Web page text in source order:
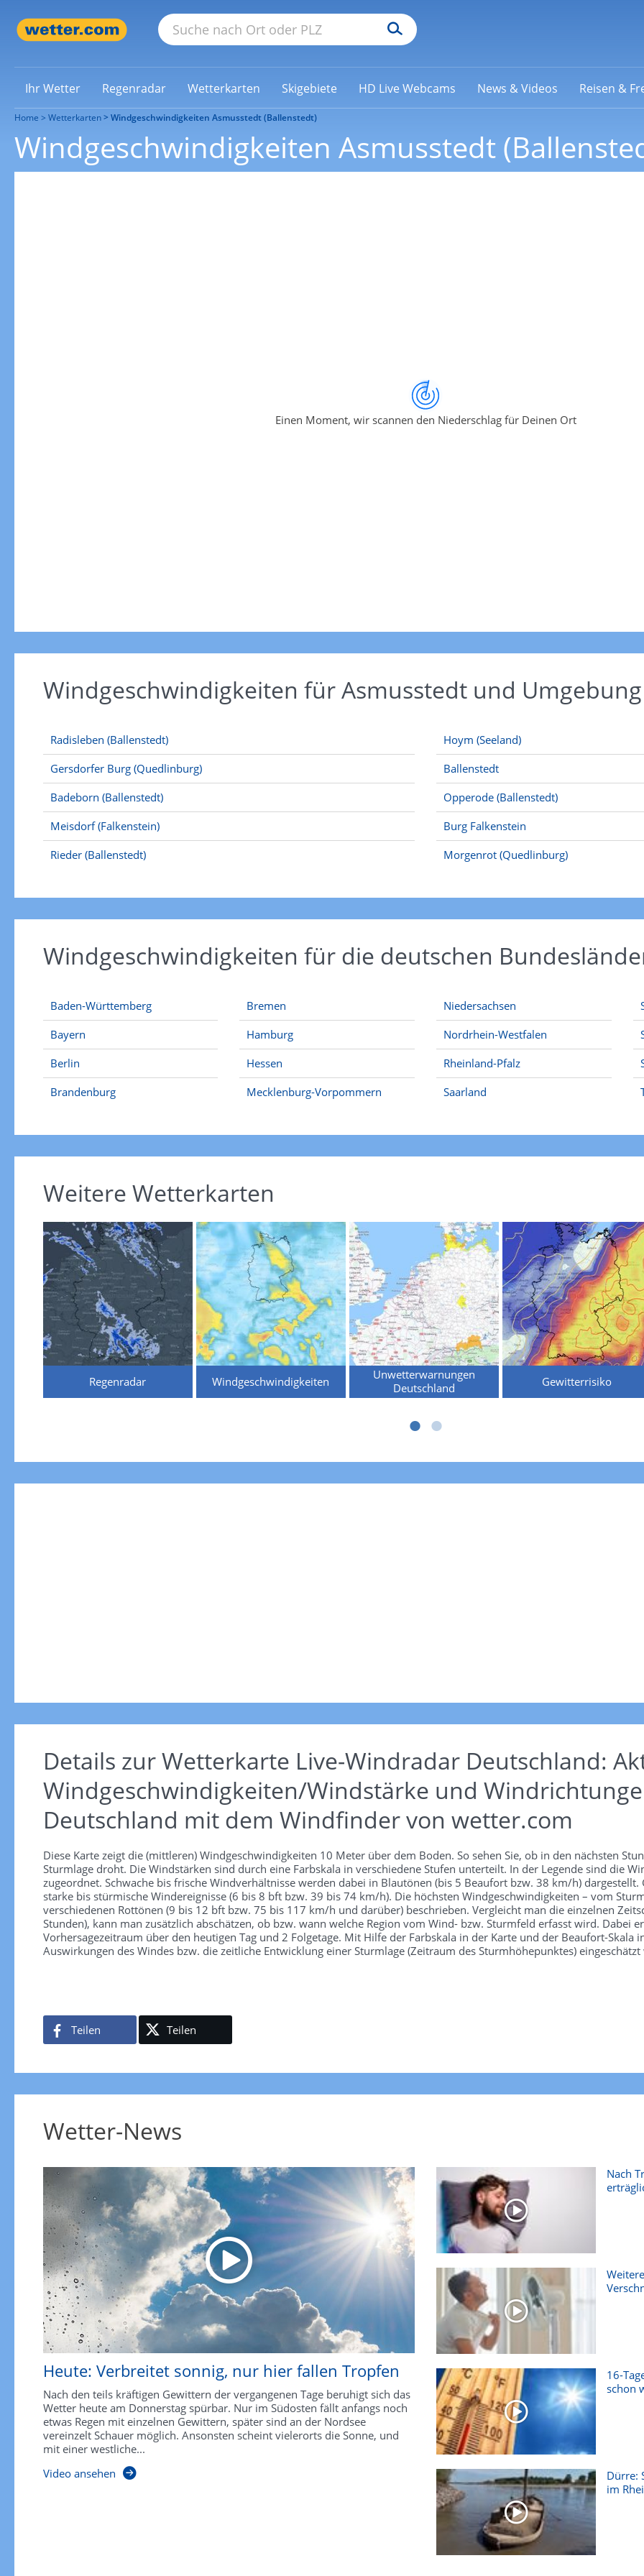
Ihr Wetter Regenradar Wetterkarten Skigebiete HD Live Webcams News & Videos Reisen &
Home Wetterkarten Windgeschwindigkeiten Asmusstedt (Ballenstedt)
Windgeschwindigkeiten Asmusstedt
Einen Moment, wir scannen den Niederschlag für Deinen Ort
Windgeschwindigkeiten für Asmusstedt und Umgebung
Radisleben (Ballenstedt)
Gersdorfer Burg (Quedlinburg)
Badeborn (Ballenstedt)
Meisdorf (Falkenstein)
Rieder (Ballenstedt)
Hoym (Seeland)
Ballenstedt
Opperode (Ballenstedt)
Burg Falkenstein
Morgenrot (Quedlinburg)
Windgeschwindigkeiten für die deutschen
Baden-Württemberg
Bayern
Berlin
Brandenburg
Bremen
Hamburg
Hessen
Mecklenburg-Vorpommern
Niedersachsen
Nordrhein-Westfalen
Rheinland-Pfalz
Saarland
Weitere Wetterkarten
Regenradar Windgeschwindigkeiten
Unwetterwarnungen
Deutschland
Gewitterrisiko
Details zur Wetterkarte Live-Windradar Deutschland:
Windgeschwindigkeiten/Windstärke und
Deutschland mit dem Windfinder von wetter.com
Diese Karte zeigt die (mittleren) Windgeschwindigkeiten 10 Meter über dem Boden. So sehen Sie, ob in den nächsten
Sturmlage droht. Die Windstärken sind durch eine Farbskala in verschiedene Stufen unterteilt. In der Legende sind die
zugeordnet. Schwache bis frische Windverhältnisse werden dabei in Blautönen (bis 5 Beaufort bzw. 38 km/h) dargestellt.
starke bis stürmische Windereignisse (6 bis 8 bft bzw. 39 bis 74 km/h). Die höchsten Windgeschwindigkeiten – vom
verschiedenen Rottönen (9 bis 12 bft bzw. 75 bis 117 km/h und darüber) beschrieben. Vergleicht man die einzelnen
Stunden), kann man zusätzlich abschätzen, ob bzw. wann welche Region vom Wind- bzw. Sturmfeld erfasst wird. Dabei
Vorhersagezeitraum über den heutigen Tag und 2 Folgetage. Mit Hilfe der Farbskala in der Karte und der Beaufort-Skala
Auswirkungen des Windes bzw. die zeitliche Entwicklung einer Sturmlage (Zeitraum des Sturmhöhepunktes) eingeschätzt
Teilen Teilen
Wetter-News
Heute: Verbreitet sonnig, nur hier fallen Tropfen
Nach den teils kräftigen Gewittern der vergangenen Tage beruhigt sich das
Wetter heute am Donnerstag spürbar. Nur im Südosten fällt anfangs noch
etwas Regen mit einzelnen Gewittern, später sind an der Nordsee
vereinzelt Schauer möglich. Ansonsten scheint vielerorts die Sonne, und
mit einer westliche...
Video ansehen
Nach
16-
schon
Dürre:
im